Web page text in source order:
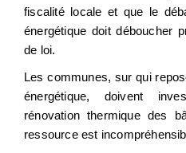
fiscalité locale et que le
énergétique doit déboucher
de loi.
Les communes, sur qui
énergétique, doivent
rénovation thermique des
ressource est